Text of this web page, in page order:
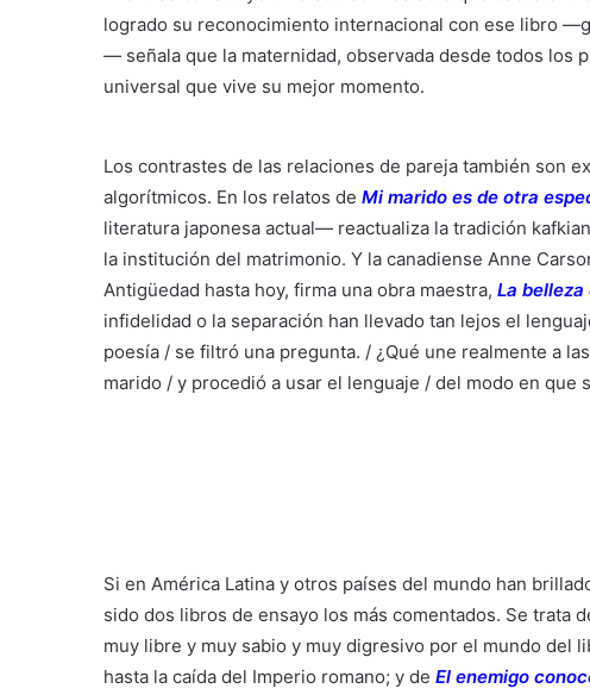
logrado su reconocimiento internacional con ese libro
— señala que la maternidad, observada desde todos los
universal que vive su mejor momento.
Los contrastes de las relaciones de pareja también son
algorítmicos. En los relatos de Mi marido es de otra
literatura japonesa actual— reactualiza la tradición
la institución del matrimonio. Y la canadiense Anne
Antigüedad hasta hoy, firma una obra maestra, La
infidelidad o la separación han llevado tan lejos el
poesía / se filtró una pregunta. / ¿Qué une realmente a
marido / y procedió a usar el lenguaje / del modo en que
Si en América Latina y otros países del mundo han
sido dos libros de ensayo los más comentados. Se trata
muy libre y muy sabio y muy digresivo por el mundo del
hasta la caída del Imperio romano; y de El enemigo